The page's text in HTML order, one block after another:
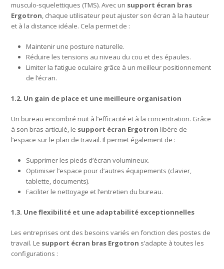
musculo-squelettiques (TMS). Avec un support écran bras
Ergotron, chaque utilisateur peut ajuster son écran à la hauteur
et à la distance idéale. Cela permet de :
Maintenir une posture naturelle.
Réduire les tensions au niveau du cou et des épaules.
Limiter la fatigue oculaire grâce à un meilleur positionnement
de l’écran.
1.2. Un gain de place et une meilleure organisation
Un bureau encombré nuit à l’efficacité et à la concentration. Grâce
à son bras articulé, le support écran Ergotron libère de
l’espace sur le plan de travail. Il permet également de :
Supprimer les pieds d’écran volumineux.
Optimiser l’espace pour d’autres équipements (clavier,
tablette, documents).
Faciliter le nettoyage et l’entretien du bureau.
1.3. Une flexibilité et une adaptabilité exceptionnelles
Les entreprises ont des besoins variés en fonction des postes de
travail. Le support écran bras Ergotron s’adapte à toutes les
configurations :